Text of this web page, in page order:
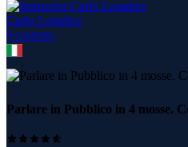
Carlo Loiudice
9 courses
Parlare in Pubblico in 4 mosse.